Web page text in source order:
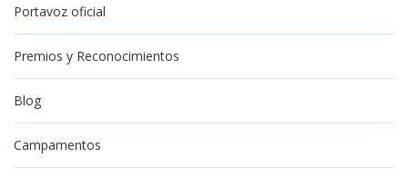
Portavoz oficial
Premios y Reconocimientos
Blog
Campamentos